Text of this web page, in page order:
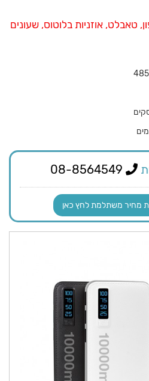
אוזניות בלוטוס, שעונים
מחיר משתלמת לחץ כאן